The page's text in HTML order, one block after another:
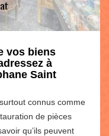
vos biens
à
Saint
connus comme
de pièces
qu’ils peuvent